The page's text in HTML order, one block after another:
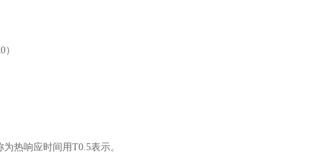
0）
为热响应时间用T0.5表示。